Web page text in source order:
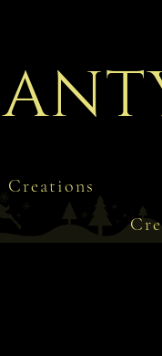
Creations